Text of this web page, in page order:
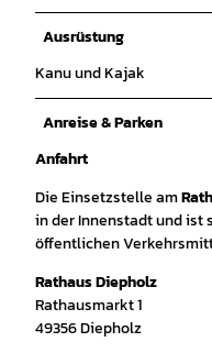
Ausrüstung
Kanu und Kajak
Anreise & Parken
Anfahrt
Die Einsetzstelle am
in der Innenstadt und ist
öffentlichen
Rathaus Diepholz
Rathausmarkt 1
49356 Diepholz